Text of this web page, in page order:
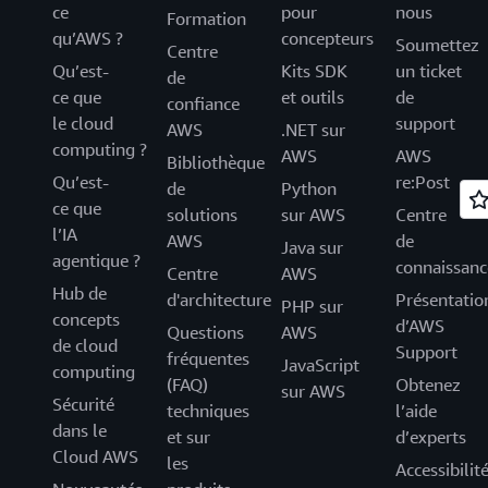
ce
qu’AWS ?
Qu’est-
ce que
le cloud
computing ?
Qu’est-
ce que
l’IA
agentique ?
Hub de
concepts
de cloud
computing
Sécurité
dans le
Cloud AWS
Formation
Centre
de
confiance
AWS
Bibliothèque
de
solutions
AWS
Centre
d'architecture
Questions
fréquentes
(FAQ)
techniques
et sur
les
pour
concepteurs
Kits SDK
et outils
.NET sur
AWS
Python
sur AWS
Java sur
AWS
PHP sur
AWS
JavaScript
sur AWS
nous
Soumettez
un ticket
de
support
AWS
re:Post
Centre
de
d’AWS
Support
Obtenez
l’aide
d’experts
Accessibilité